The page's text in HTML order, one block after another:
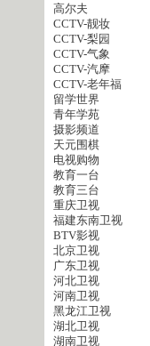
高尔夫
CCTV-靓妆
CCTV-梨园
CCTV-气象
CCTV-汽摩
CCTV-老年福
留学世界
青年学苑
摄影频道
天元围棋
电视购物
教育一台
教育三台
重庆卫视
福建东南卫视
BTV影视
北京卫视
广东卫视
河北卫视
河南卫视
黑龙江卫视
湖北卫视
湖南卫视